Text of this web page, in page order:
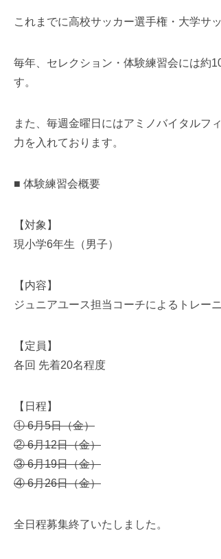
これまでに高校サッカー選手権・大学サ
毎年、セレクション・体験練習会には約
す。
また、毎週金曜日にはアミノバイタルフ
力を入れております。
■ 体験練習会概要
【対象】
現小学6年生（男子）
【内容】
ジュニアユース担当コーチによるトレー
【定員】
各回 先着20名程度
【日程】
① 6月5日（金）
② 6月12日（金）
③ 6月19日（金）
④ 6月26日（金）
全日程募集終了いたしました。